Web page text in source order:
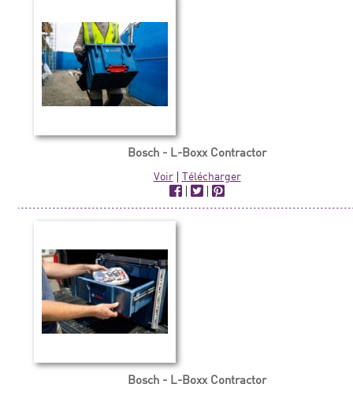
Bosch - L-Boxx Contractor
Voir| Télécharger
|
|
Bosch - L-Boxx Contractor